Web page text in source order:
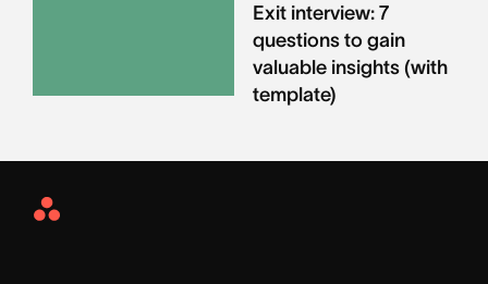
Exit interview: 7
questions to gain
valuable insights (with
template)
Asana